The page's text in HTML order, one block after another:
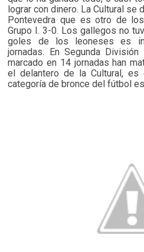
lograr con dinero. La Cultural se
Pontevedra que es otro de
Grupo I. 3-0. Los gallegos no
goles de los leoneses es
jornadas. En Segunda
marcado en 14 jornadas han
el delantero de la Cultural,
categoría de bronce del fútbol